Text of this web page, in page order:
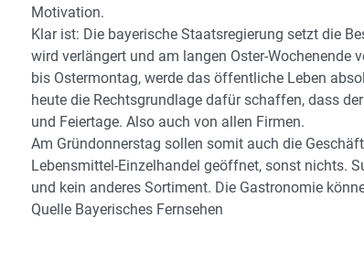
Motivation.
Klar ist: Die bayerische Staatsregierung setzt die
wird verlängert und am langen Oster-Wochenende
bis Ostermontag, werde das öffentliche Leben
heute die Rechtsgrundlage dafür schaffen, dass
und Feiertage. Also auch von allen Firmen.
Am Gründonnerstag sollen somit auch die
Lebensmittel-Einzelhandel geöffnet, sonst nichts.
und kein anderes Sortiment. Die Gastronomie
Quelle Bayerisches Fernsehen